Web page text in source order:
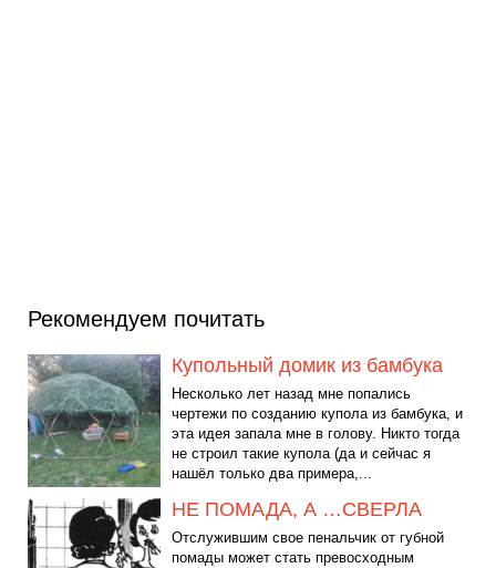
Рекомендуем почитать
Купольный домик из бамбука
Несколько лет назад мне попались
чертежи по созданию купола из бамбука, и
эта идея запала мне в голову. Никто тогда
не строил такие купола (да и сейчас я
нашёл только два примера,...
НЕ ПОМАДА, А …СВЕРЛА
Отслужившим свое пенальчик от губной
помады может стать превосходным